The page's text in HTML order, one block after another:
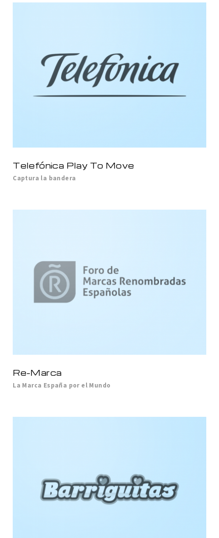
Telefónica Play To Move
Captura la bandera
Re-Marca
La Marca España por el Mundo